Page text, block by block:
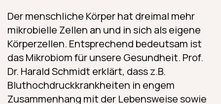
Der menschliche Körper hat dreimal mehr
mikrobielle Zellen an und in sich als eigene
Körperzellen. Entsprechend bedeutsam ist
das Mikrobiom für unsere Gesundheit. Prof.
Dr. Harald Schmidt erklärt, dass z.B.
Bluthochdruckkrankheiten in engem
Zusammenhang mit der Lebensweise sowie